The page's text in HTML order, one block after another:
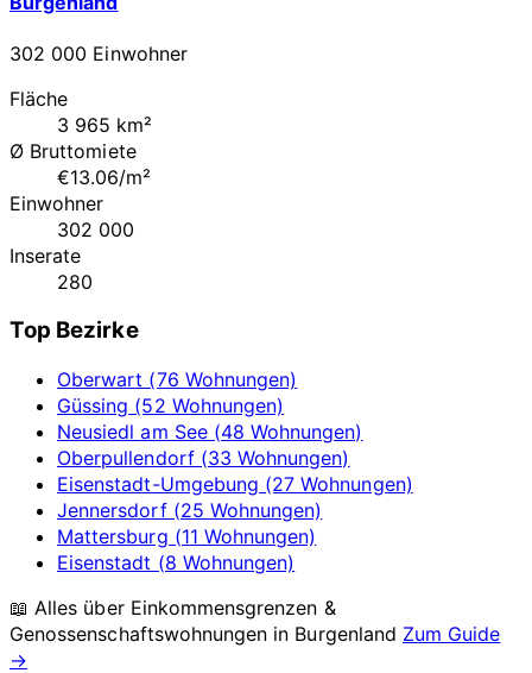
302 000 Einwohner
Fläche
3 965 km²
Ø Bruttomiete
€13.06/m²
Einwohner
302 000
Inserate
280
Top Bezirke
Oberwart (76 Wohnungen)
Güssing (52 Wohnungen)
Neusiedl am See (48 Wohnungen)
Oberpullendorf (33 Wohnungen)
Eisenstadt-Umgebung (27 Wohnungen)
Jennersdorf (25 Wohnungen)
Mattersburg (11 Wohnungen)
Eisenstadt (8 Wohnungen)
📖 Alles über Einkommensgrenzen &
Genossenschaftswohnungen in Burgenland Zum Guide
→